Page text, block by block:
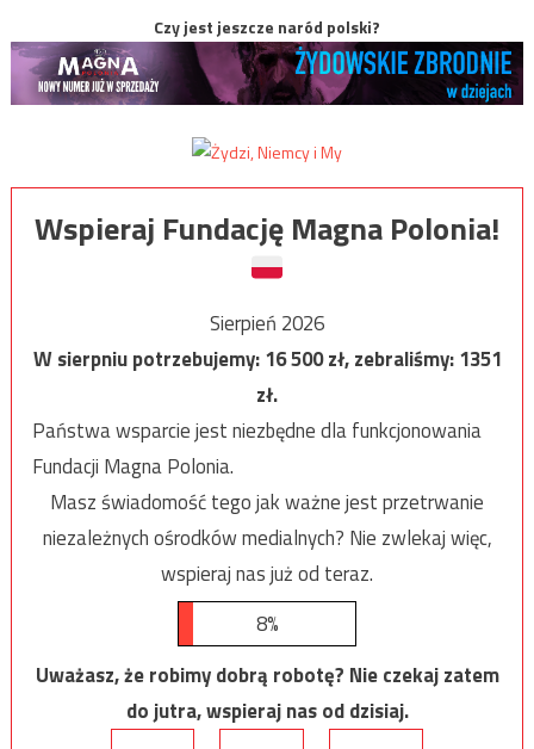
Czy jest jeszcze naród polski?
Wspieraj Fundację Magna Polonia!
Sierpień 2026
W sierpniu potrzebujemy:16 500zł, zebraliśmy:1351
zł.
Państwa wsparcie jest niezbędne dla funkcjonowania
Fundacji Magna Polonia.
Masz świadomość tego jak ważne jest przetrwanie
niezależnych ośrodków medialnych? Nie zwlekaj więc,
wspieraj nas już od teraz.
8%
Uważasz, że robimy dobrą robotę? Nie czekaj zatem
do jutra, wspieraj nas od dzisiaj.